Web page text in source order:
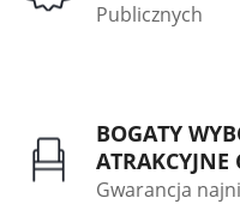
Publicznych
BOGATY
ATRAKCYJNE
Gwarancja